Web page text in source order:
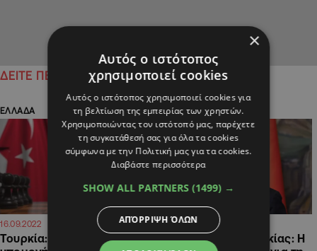
ΔΕΙΤΕ ΠΕΡΙΣΣΟΤΕΡΑ
ΕΛΛΑΔΑ
16.09.2022
Τουρκία:Παίζει με την
ΠΟΛΙΤΙΚΗ
16.09.2022 11:55
Νέα πρόκληση Τουρκίας: Η
×
Αυτός ο ιστότοπος
χρησιμοποιεί cookies
Αυτός ο ιστότοπος χρησιμοποιεί cookies για
τη βελτίωση της εμπειρίας των χρηστών.
Χρησιμοποιώντας τον ιστότοπό μας, παρέχετε
τη συγκατάθεσή σας για όλα τα cookies
σύμφωνα με την Πολιτική μας για τα cookies.
Διαβάστε περισσότερα
SHOW ALL PARTNERS (1499) →
ΑΠΌΡΡΙΨΗ ΌΛΩΝ